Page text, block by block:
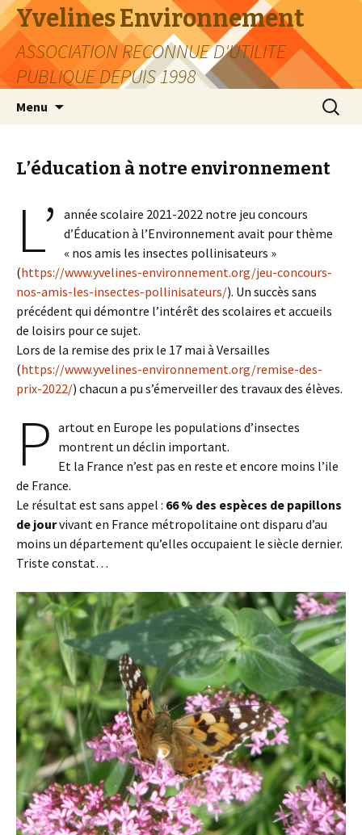
Yvelines Environnement
ASSOCIATION RECONNUE D'UTILITE
PUBLIQUE DEPUIS 1998
Menu
L’éducation à notre environnement
L’
année scolaire 2021-2022 notre jeu concours
d’Éducation à l’Environnement avait pour thème
« nos amis les insectes pollinisateurs »
(https://www.yvelines-environnement.org/jeu-concours-
nos-amis-les-insectes-pollinisateurs/). Un succès sans
précédent qui démontre l’intérêt des scolaires et accueils
de loisirs pour ce sujet.
Lors de la remise des prix le 17 mai à Versailles
(https://www.yvelines-environnement.org/remise-des-
prix-2022/) chacun a pu s’émerveiller des travaux des élèves.
P artout en Europe les populations d’insectes
montrent un déclin important.
Et la France n’est pas en reste et encore moins l’ile
de France.
Le résultat est sans appel : 66 % des espèces de papillons
de jourvivant en France métropolitaine ont disparu d’au
moins un département qu’elles occupaient le siècle dernier.
Triste constat…